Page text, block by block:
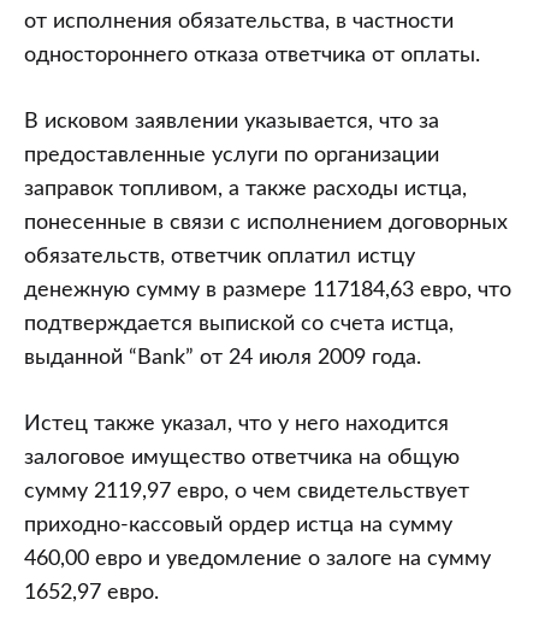
от исполнения обязательства, в частности
одностороннего отказа ответчика от оплаты.
В исковом заявлении указывается, что за
предоставленные услуги по организации
заправок топливом, а также расходы истца,
понесенные в связи с исполнением договорных
обязательств, ответчик оплатил истцу
денежную сумму в размере 117184,63 евро, что
подтверждается выпиской со счета истца,
выданной “Bank” от 24 июля 2009 года.
Истец также указал, что у него находится
залоговое имущество ответчика на общую
сумму 2119,97 евро, о чем свидетельствует
приходно-кассовый ордер истца на сумму
460,00 евро и уведомление о залоге на сумму
1652,97 евро.